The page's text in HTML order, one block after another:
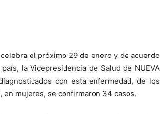
el próximo 29 de enero y de acuerdo
la Vicepresidencia de Salud de NUEVA
con esta enfermedad, de los
mujeres, se confirmaron 34 casos.